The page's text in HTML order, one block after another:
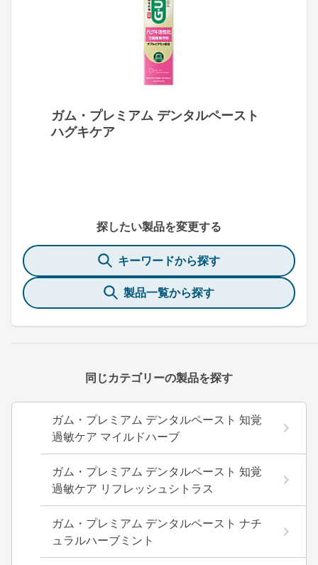
ガム・プレミアム デンタルペースト
ハグキケア
探したい製品を変更する
キーワードから探す
製品一覧から探す
同じカテゴリーの製品を探す
ガム・プレミアム デンタルペースト 知覚
過敏ケア マイルドハーブ
ガム・プレミアム デンタルペースト 知覚
過敏ケア リフレッシュシトラス
ガム・プレミアム デンタルペースト ナチ
ュラルハーブミント